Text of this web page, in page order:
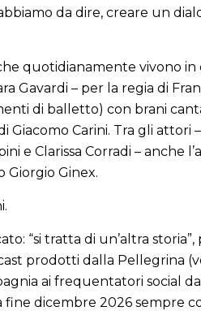
da dire, creare un
quotidianamente vivono
Gavardi – per la regia di
di balletto) con brani
Carini. Tra gli attori –
e Clarissa Corradi – anche
Ginex.
“si tratta di un’altra
prodotti dalla Pellegrina
ai frequentatori social
dicembre 2026 sempre